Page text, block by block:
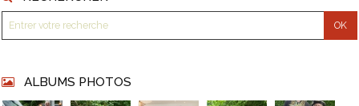
ALBUMS PHOTOS